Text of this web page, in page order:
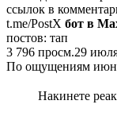
ссылок в
t.me/PostX бот в
постов: тап
3 796 просм.29
По ощущениям
Накинете